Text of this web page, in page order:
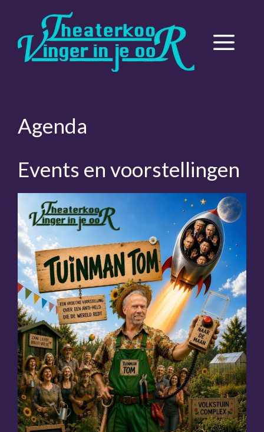
inhoud
Menu
Agenda
Events en voorstellingen